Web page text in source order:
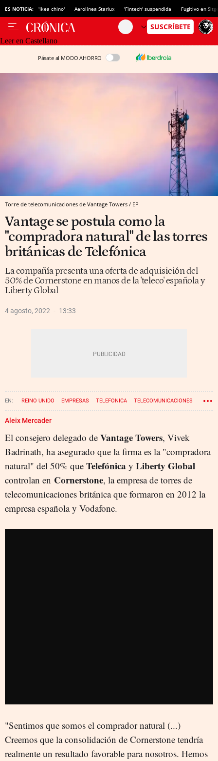
ES NOTICIA: 'Ikea chino' Aerolínea Starlux 'Fintech' suspendida Fugitivo en
Leer en Castellano
Pásate al MODO AHORRO
Torre de telecomunicaciones de Vantage Towers / EP
Vantage se postula como la
"compradora natural" de las torres
británicas de Telefónica
La compañía presenta una oferta de adquisición del
50% de Cornerstone en manos de la 'teleco' española y
Liberty Global
4 agosto, 2022 13:33
REINO UNIDO EMPRESAS TELEFONICA TELECOMUNICACIONES
Aleix Mercader
El consejero delegado de VantageTowers, Vivek
Badrinath, ha asegurado que la firma es la "compradora
natural" del 50% que Telefónica y Liberty Global
controlan en Cornerstone, la empresa de torres de
telecomunicaciones británica que formaron en 2012 la
empresa española y Vodafone.
"Sentimos que somos el comprador natural (...)
Creemos que la consolidación de Cornerstone tendría
realmente un resultado favorable para nosotros. Hemos